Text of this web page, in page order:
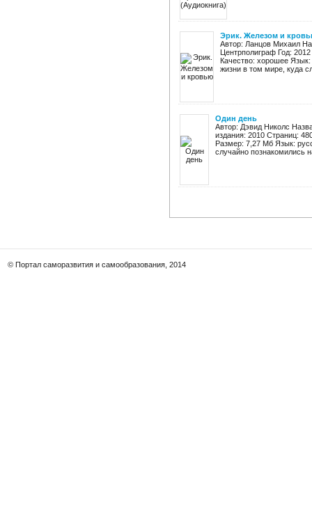
Эрик. Железом и
Автор: Ланцов Михаил
Центрполиграф Год:
Качество: хорошее
жизни в том мире, куда
Один день
Автор: Дэвид Николс
издания: 2010 Страниц:
Размер: 7,27 Мб Язык:
случайно познакомились
© Портал саморазвития и самообразования, 2014